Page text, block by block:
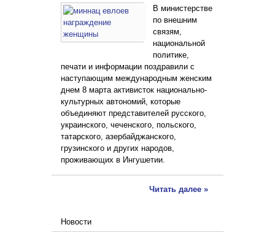
В министерстве
по внешним
связям,
национальной
политике,
печати и информации поздравили с
наступающим международным женским
днем 8 марта активисток национально-
культурных автономий, которые
объединяют представителей русского,
украинского, чеченского, польского,
татарского, азербайджанского,
грузинского и других народов,
проживающих в Ингушетии.
Читать далее »
Новости